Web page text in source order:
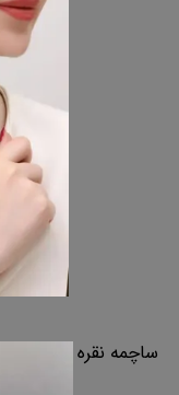
ساچمه نقره